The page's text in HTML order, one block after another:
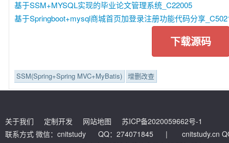
基于SSM+MYSQL实现的毕业论文管理系统_C22005
基于Springboot+mysql商城首页加登录注册功能代码分享
下载源码
SSM(Spring+Spring MVC+MyBatis) 增删改查
关于我们 定制开发 网站地图
苏ICP备2020059662号-1
联系方式 微信：cnitstudy QQ：274071845
|
cnitstudy.cn